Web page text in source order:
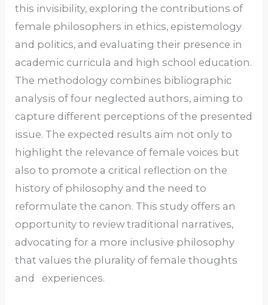
this invisibility, exploring the contributions of
female philosophers in ethics, epistemology
and politics, and evaluating their presence in
academic curricula and high school education.
The methodology combines bibliographic
analysis of four neglected authors, aiming to
capture different perceptions of the presented
issue. The expected results aim not only to
highlight the relevance of female voices but
also to promote a critical reflection on the
history of philosophy and the need to
reformulate the canon. This study offers an
opportunity to review traditional narratives,
advocating for a more inclusive philosophy
that values the plurality of female thoughts
and experiences.